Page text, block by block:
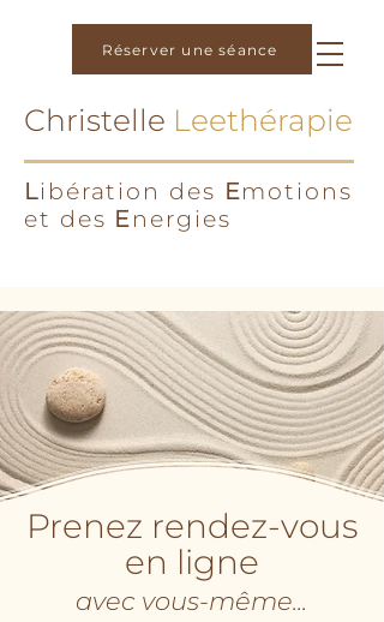
Christelle Leethérapie
Libération des Emotions
et des Energies
Réserver une séance
Prenez rendez-vous
en ligne
avec vous-même...